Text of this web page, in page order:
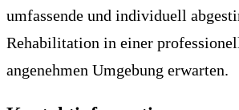
umfassende und individuell
Rehabilitation in einer
angenehmen Umgebung erwarten.